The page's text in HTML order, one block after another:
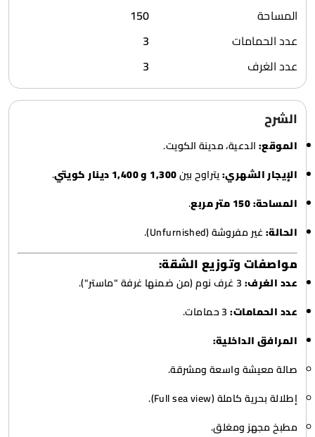
المساحة
150
عدد الحمامات
3
عدد الغرف
3
الشرح
الموقع:الدعية، مدينة الكويت.
الإيجار الشهري:يتراوح بين1,300 و 1,400 دينار كويتي
.
المساحة:150 متر مربع
.
الحالة:غير مفروشة (Unfurnished).
مواصفات وتوزيع الشقة:
عدد الغرف:
عدد الحمامات:3 حمامات.
المرافق الداخلية:
صالة معيشة واسعة ومشرقة.
إطلالة بحرية كاملة (Full sea view).
مطبخ مجهز ومغلق.